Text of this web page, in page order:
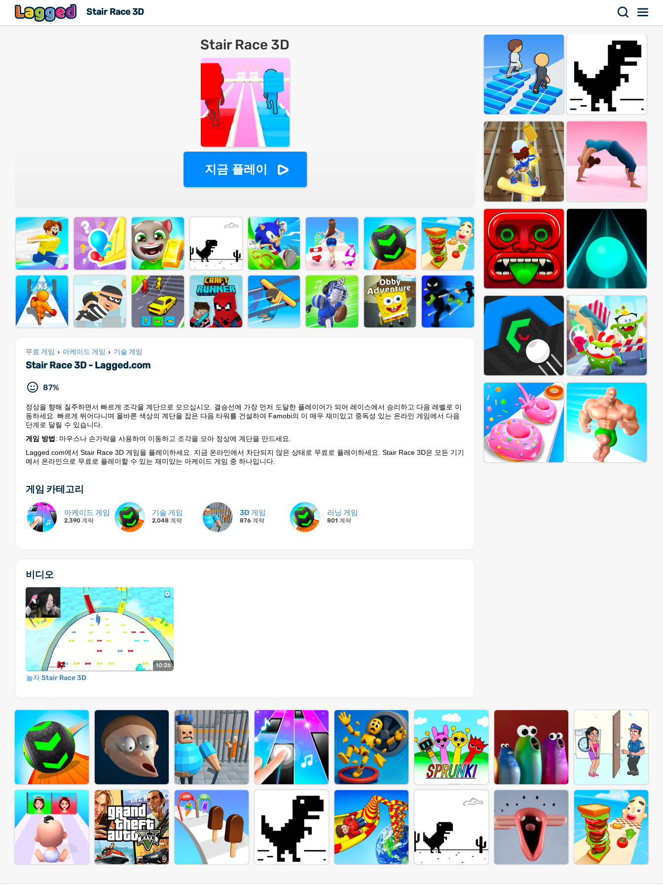
Stair Race 3D
Stair Race 3D
지금 플레이
무료 게임 › 아케이드 게임 › 기술 게임
Stair Race 3D - Lagged.com
87%
정상을 향해 질주하면서 빠르게 조각을 계단으로 모으십시오. 결승선에 가장 먼저 도달한 플레이어가 되어 레이스에서 승리하고 다음 레벨로 이
동하세요. 빠르게 뛰어다니며 올바른 색상의 계단을 잡은 다음 타워를 건설하여 Famobi의 이 매우 재미있고 중독성 있는 온라인 게임에서 다음
단계로 달릴 수 있습니다.
게임 방법 : 마우스나 손가락을 사용하여 이동하고 조각을 모아 정상에 계단을 만드세요.
Lagged.com에서 Stair Race 3D 게임을 플레이하세요. 지금 온라인에서 차단되지 않은 상태로 무료로 플레이하세요. Stair Race 3D은 모든 기기
에서 온라인으로 무료로 플레이할 수 있는 재미있는 아케이드 게임 중 하나입니다.
게임 카테고리
아케이드 게임
2,390 계략
기술 게임
2,048 계략
3D 게임
876 계략
러닝 게임
801 계략
비디오
10:26
놀자 Stair Race 3D